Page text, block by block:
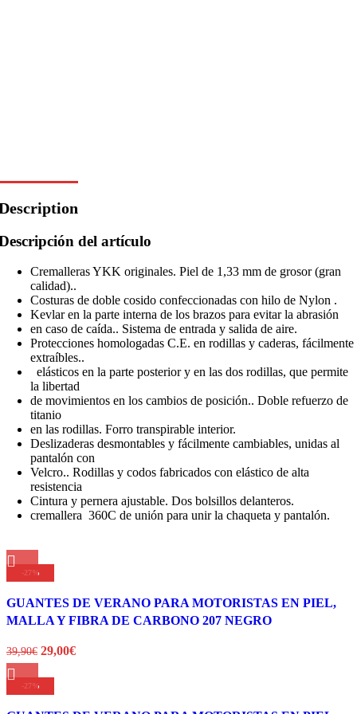
del artículo
Cremalleras YKK originales. Piel de 1,33 mm de grosor (gran
calidad)..
Costuras de doble cosido confeccionadas con hilo de Nylon .
Kevlar en la parte interna de los brazos para evitar la abrasión
en caso de caída.. Sistema de entrada y salida de aire.
Protecciones homologadas C.E. en rodillas y caderas, fácilmente
extraíbles..
elásticos en la parte posterior y en las dos rodillas, que permite
la libertad
de movimientos en los cambios de posición.. Doble refuerzo de
titanio
en las rodillas. Forro transpirable interior.
Deslizaderas desmontables y fácilmente cambiables, unidas al
pantalón con
Velcro.. Rodillas y codos fabricados con elástico de alta
resistencia
Cintura y pernera ajustable. Dos bolsillos delanteros.
cremallera 360C de unión para unir la chaqueta y pantalón.
-27%
Vista rápida
Añadir a la lista de deseos
producto
tiene
variantes.
Las
opciones
GUANTES DE VERANO PARA MOTORISTAS EN PIEL,
MALLA Y FIBRA DE CARBONO 207 NEGRO
39,90€ El
29,00€El
-27%